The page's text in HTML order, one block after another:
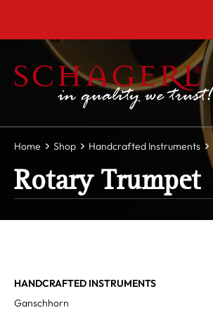
Home Shop Handcrafted Instruments
Rotary Trumpet
HANDCRAFTED INSTRUMENTS
Ganschhorn